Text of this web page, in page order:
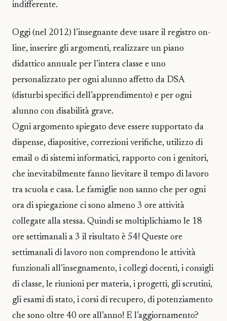
indifferente.
Oggi (nel 2012) l’insegnante deve usare il registro on-
line, inserire gli argomenti, realizzare un piano
didattico annuale per l’intera classe e uno
personalizzato per ogni alunno affetto da DSA
(disturbi specifici dell’apprendimento) e per ogni
alunno con disabilità grave.
Ogni argomento spiegato deve essere supportato da
dispense, diapositive, correzioni verifiche, utilizzo di
email o di sistemi informatici, rapporto con i genitori,
che inevitabilmente fanno lievitare il tempo di lavoro
tra scuola e casa. Le famiglie non sanno che per ogni
ora di spiegazione ci sono almeno 3 ore attività
collegate alla stessa. Quindi se moltiplichiamo le 18
ore settimanali a 3 il risultato è 54! Queste ore
settimanali di lavoro non comprendono le attività
funzionali all’insegnamento, i collegi docenti, i consigli
di classe, le riunioni per materia, i progetti, gli scrutini,
gli esami di stato, i corsi di recupero, di potenziamento
che sono oltre 40 ore all’anno! E l’aggiornamento?